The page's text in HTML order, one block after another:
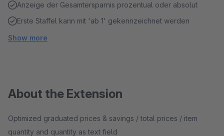
Anzeige der Gesamtersparnis prozentual oder absolut
Erste Staffel kann mit 'ab 1' gekennzeichnet werden
Show more
About the Extension
Optimized graduated prices & savings / total prices / item
quantity and quantity as text field